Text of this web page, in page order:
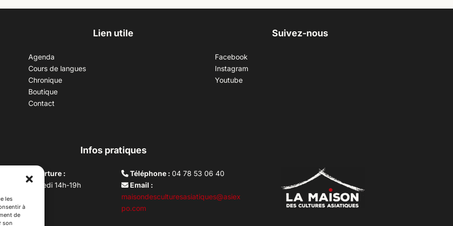
les
à
de
son
Lien utile
Agenda
Cours de langues
Chronique
Boutique
Contact
Suivez-nous
Facebook
Instagram
Youtube
Infos pratiques
d’ouverture :
au vendredi 14h-19h
10h –17h
lundi
Téléphone :04 78 53 06 40
Email :
maisondesculturesasiatiques@asiex
po.com